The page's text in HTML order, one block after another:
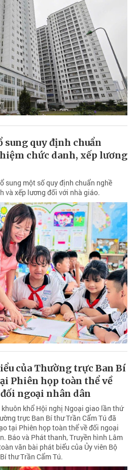
sung quy định chuẩn
chức danh, xếp lương
sung một số quy định chuẩn nghề
và xếp lương đối với nhà giáo.
của Thường trực Ban Bí
Phiên họp toàn thể về
ngoại nhân dân
khổ Hội nghị Ngoại giao lần thứ
trực Ban Bí thư Trần Cẩm Tú đã
tại Phiên họp toàn thể về đối ngoại
Báo và Phát thanh, Truyền hình Lâm
văn bài phát biểu của Ủy viên Bộ
thư Trần Cẩm Tú.